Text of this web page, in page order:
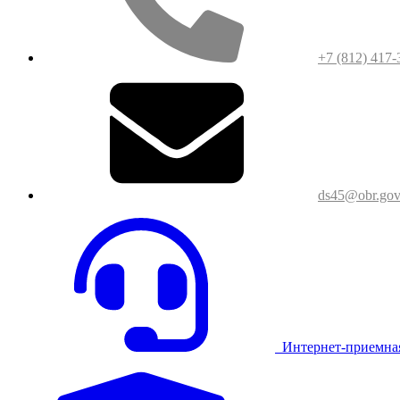
+7 (812) 417-
Интернет-